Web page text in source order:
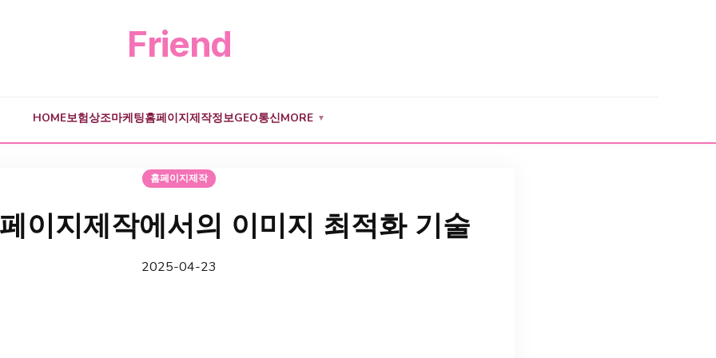
Friend
HOME보험상조마케팅홈페이지제작정보GEO통신MORE ▼
홈페이지제작
이지제작에서의 이미지 최적화 기술
2025-04-23